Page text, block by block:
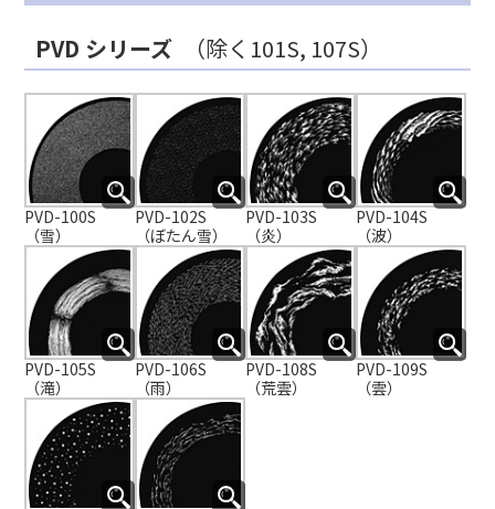
PVD シリーズ （除く101S, 107S）
PVD-100S
（雪）
PVD-102S
（ぼたん雪）
PVD-103S
（炎）
PVD-104S
（波）
PVD-105S
（滝）
PVD-106S
（雨）
PVD-108S
（荒雲）
PVD-109S
（雲）